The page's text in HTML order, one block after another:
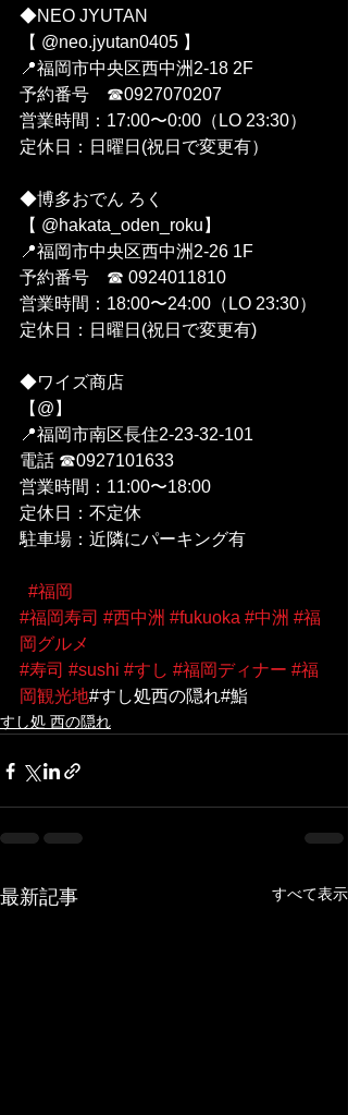
◆NEO JYUTAN
【 @neo.jyutan0405 】
📍福岡市中央区西中洲2-18 2F
予約番号　☎︎0927070207
営業時間：17:00〜0:00（LO 23:30）
定休日：日曜日(祝日で変更有）
◆博多おでん ろく
【 @hakata_oden_roku】
📍福岡市中央区西中洲2-26 1F
予約番号　☎︎ 0924011810
営業時間：18:00〜24:00（LO 23:30）
定休日：日曜日(祝日で変更有)
◆ワイズ商店
【@】
📍福岡市南区長住2-23-32-101
電話 ☎︎0927101633
営業時間：11:00〜18:00
定休日：不定休
駐車場：近隣にパーキング有
#福岡
#福岡寿司 #西中洲 #fukuoka #中洲 #福
岡グルメ
#寿司 #sushi #すし #福岡ディナー #福
岡観光地#すし処西の隠れ#鮨
すし処 西の隠れ
最新記事 すべて表示